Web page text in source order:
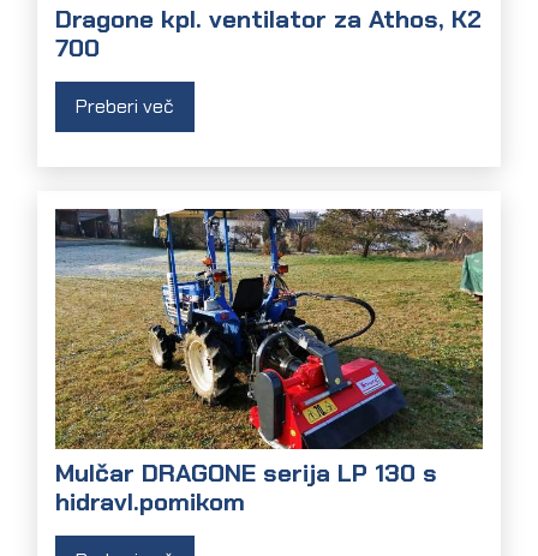
Dragone kpl. ventilator za Athos, K2
700
Preberi več
Mulčar DRAGONE serija LP 130 s
hidravl.pomikom